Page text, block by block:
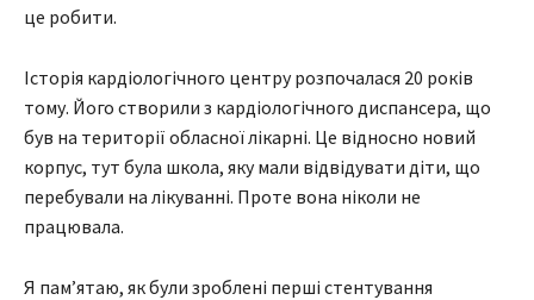
це робити.
Історія кардіологічного центру розпочалася 20 років
тому. Його створили з кардіологічного диспансера, що
був на території обласної лікарні. Це відносно новий
корпус, тут була школа, яку мали відвідувати діти, що
перебували на лікуванні. Проте вона ніколи не
працювала.
Я пам’ятаю, як були зроблені перші стентування